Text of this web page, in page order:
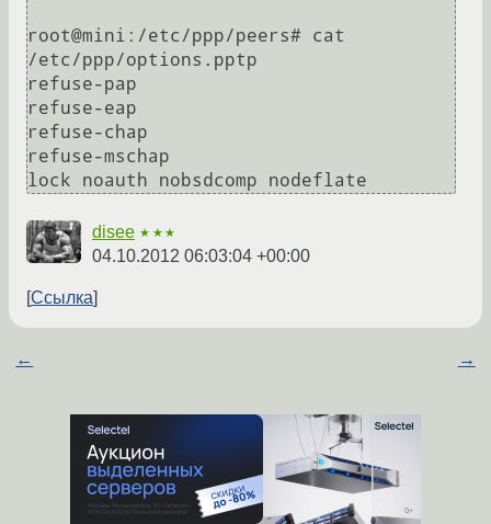
root@mini:/etc/ppp/peers# cat
/etc/ppp/options.pptp
refuse-pap
refuse-eap
refuse-chap
refuse-mschap
disee ★★★
04.10.2012 06:03:04 +00:00
Ссылка
← →